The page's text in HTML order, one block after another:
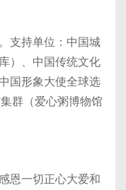
支持单位：中国城
）、中国传统文化
国形象大使全球选
群（爱心粥博物馆
恩一切正心大爱和